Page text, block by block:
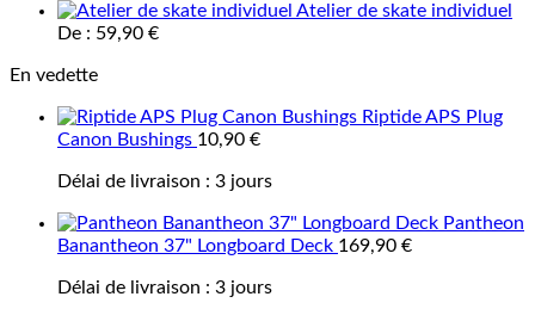
Atelier de skate individuel
De : 59,90 €
En vedette
Riptide APS Plug
Canon Bushings 10,90 €
Délai de livraison : 3 jours
Pantheon
Banantheon 37" Longboard Deck 169,90 €
Délai de livraison : 3 jours